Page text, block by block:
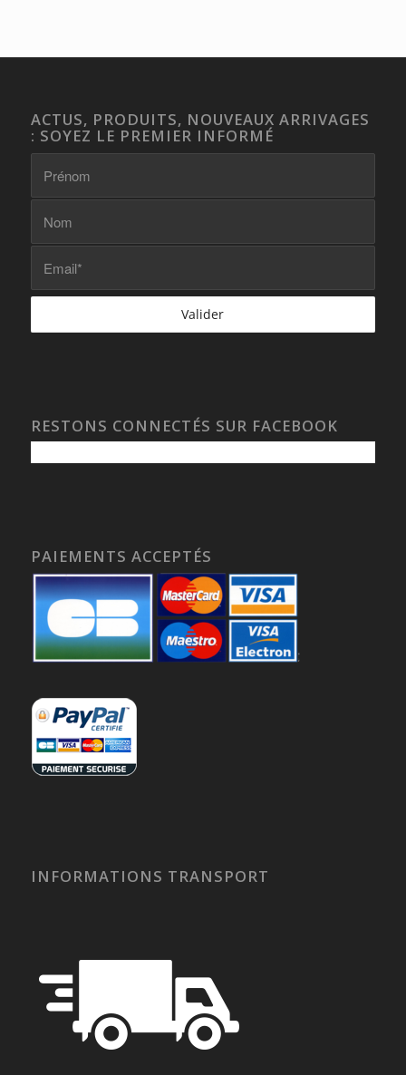
ACTUS, PRODUITS, NOUVEAUX ARRIVAGES
: SOYEZ LE PREMIER INFORMÉ
RESTONS CONNECTÉS SUR FACEBOOK
PAIEMENTS ACCEPTÉS
INFORMATIONS TRANSPORT